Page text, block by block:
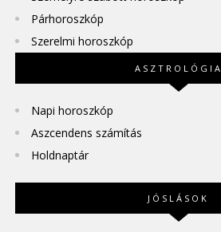
Párhoroszkóp
Szerelmi horoszkóp
ASZTROLÓGIA
Napi horoszkóp
Aszcendens számítás
Holdnaptár
JÓSLÁSOK